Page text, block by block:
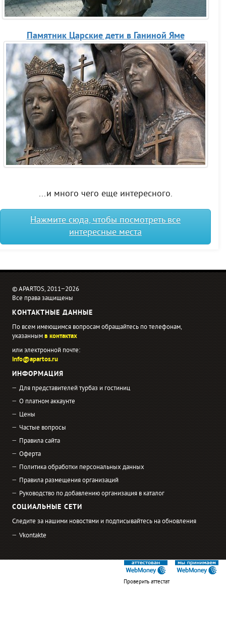
Памятник Царские дети в Ганиной Яме
...и много чего еще интересного.
Нажмите сюда, чтобы посмотреть все
интересные места
© APARTOS, 2011−2026
Все права защищены
КОНТАКТНЫЕ ДАННЫЕ
По всем имеющимся вопросам обращайтесь по телефонам,
указаннымв контактах
или электронной почте:
info@apartos.ru
ИНФОРМАЦИЯ
Для представителей турбаз и гостиниц
О платном аккаунте
Цены
Частые вопросы
Правила сайта
Оферта
Политика обработки персональных данных
Правила размещения организаций
Руководство по добавлению организация в каталог
СОЦИАЛЬНЫЕ СЕТИ
Следите за нашими новостями и подписывайтесь на обновления
Vkontakte
Проверить аттестат